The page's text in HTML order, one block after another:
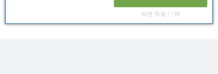
약관 적용 | +18